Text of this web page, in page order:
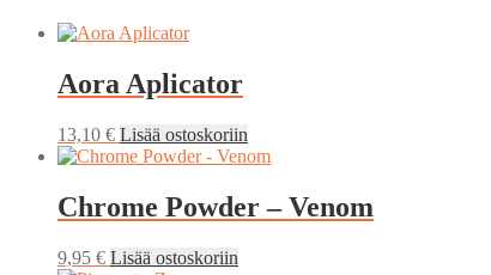
Aora Aplicator
13,10 € Lisää ostoskoriin
Chrome Powder – Venom
9,95 € Lisää ostoskoriin